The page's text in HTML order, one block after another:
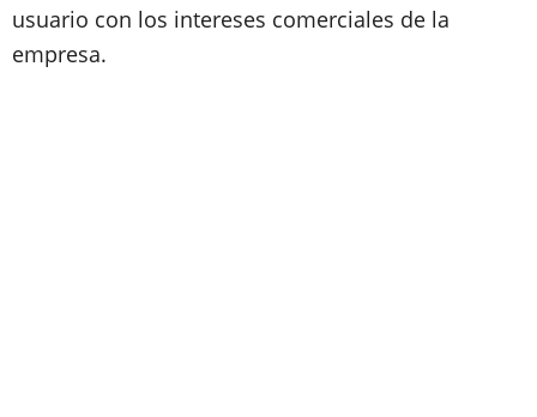
usuario con los intereses comerciales de la
empresa.